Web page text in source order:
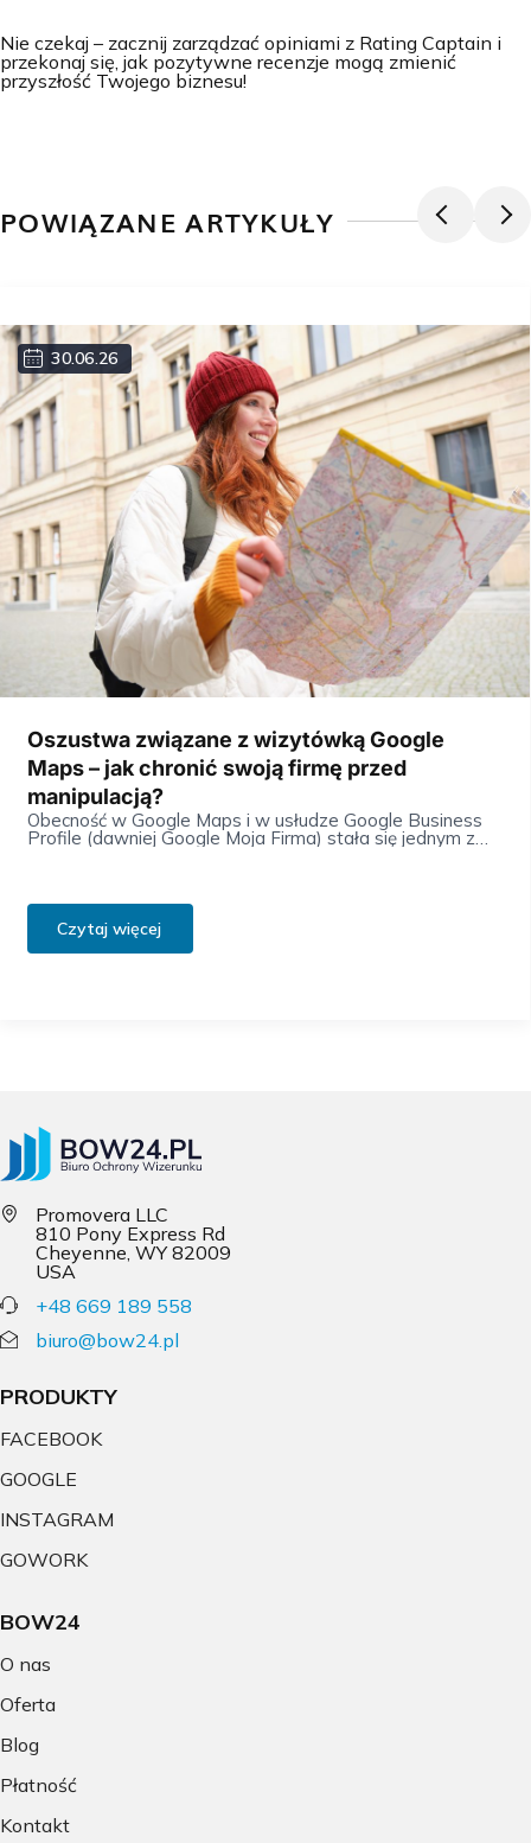
Nie czekaj – zacznij zarządzać opiniami z Rating Captain i
przekonaj się, jak pozytywne recenzje mogą zmienić
przyszłość Twojego biznesu!
POWIĄZANE ARTYKUŁY
30.06.26
Oszustwa związane z wizytówką Google
Maps – jak chronić swoją firmę przed
manipulacją?
Obecność w Google Maps i w usłudze Google Business
Profile (dawniej Google Moja Firma) stała się jednym z
Czytaj więcej
Promovera LLC
810 Pony Express Rd
Cheyenne, WY 82009
USA
+48 669 189 558
biuro@bow24.pl
PRODUKTY
FACEBOOK
GOOGLE
INSTAGRAM
GOWORK
BOW24
O nas
Oferta
Blog
Płatność
Kontakt